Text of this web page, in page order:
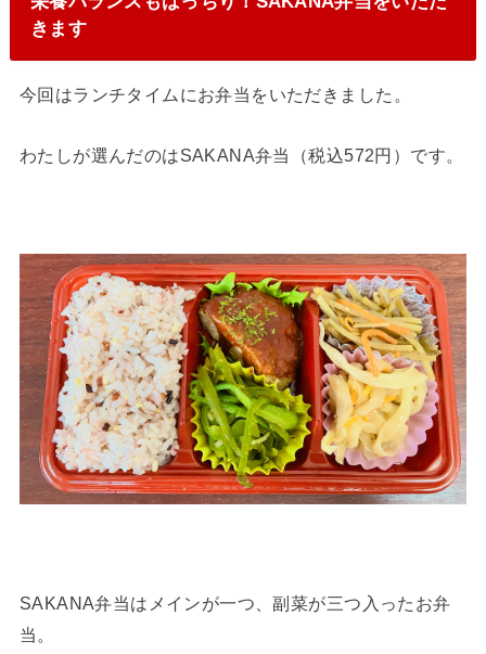
きます
今回はランチタイムにお弁当をいただきました。
わたしが選んだのはSAKANA弁当（税込572円）です。
SAKANA弁当はメインが一つ、副菜が三つ入ったお弁
当。